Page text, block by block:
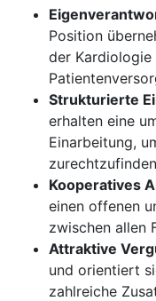
Position
der
Strukturierte
erhalten eine
Einarbeitung,
Kooperatives
einen offenen
zwischen allen
Attraktive
und orientiert
zahlreiche